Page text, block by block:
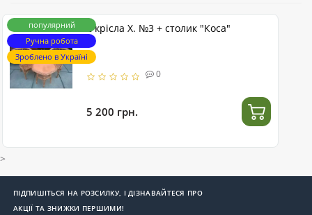
популярний
Ручна робота
Зроблено в Україні
2 крісла Х. №3 + столик "Коса"
0
5 200 грн.
>
ПІДПИШІТЬСЯ НА РОЗСИЛКУ, І ДІЗНАВАЙТЕСЯ ПРО
АКЦІЇ ТА ЗНИЖКИ ПЕРШИМИ!